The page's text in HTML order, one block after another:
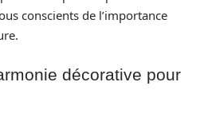
conscients de l’importance
décorative pour